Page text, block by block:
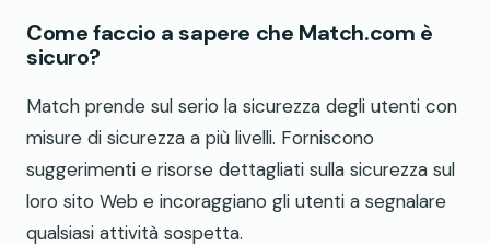
Come faccio a sapere che Match.com è
sicuro?
Match prende sul serio la sicurezza degli utenti con
misure di sicurezza a più livelli. Forniscono
suggerimenti e risorse dettagliati sulla sicurezza sul
loro sito Web e incoraggiano gli utenti a segnalare
qualsiasi attività sospetta.